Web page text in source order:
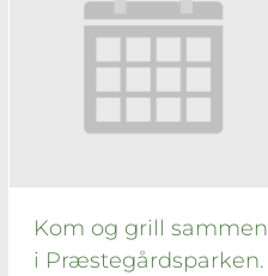
Kom og grill sammen
i Præstegårdsparken.